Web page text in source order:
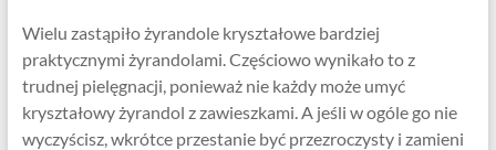
Wielu zastąpiło żyrandole kryształowe bardziej
praktycznymi żyrandolami. Częściowo wynikało to z
trudnej pielęgnacji, ponieważ nie każdy może umyć
kryształowy żyrandol z zawieszkami. A jeśli w ogóle go nie
wyczyścisz, wkrótce przestanie być przezroczysty i zamieni